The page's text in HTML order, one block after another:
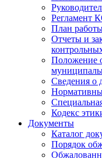
Регламент
План
Отчеты и
Положение
Сведения о
Кодекс
Документы
Каталог
Порядок